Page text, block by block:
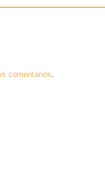
comentarios.